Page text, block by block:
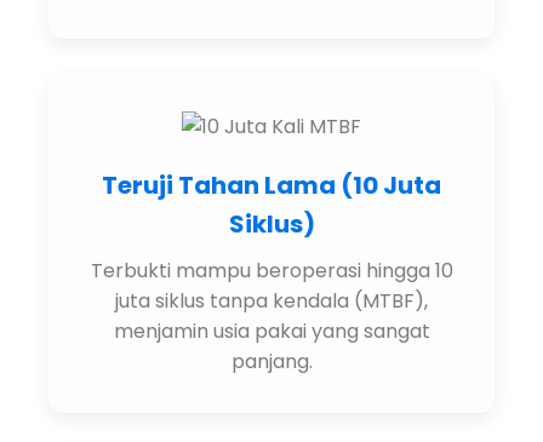
Teruji Tahan Lama (10 Juta
Siklus)
Terbukti mampu beroperasi hingga 10
juta siklus tanpa kendala (MTBF),
menjamin usia pakai yang sangat
panjang.